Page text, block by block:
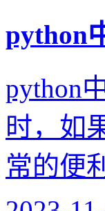
python
python
时，如
常的便